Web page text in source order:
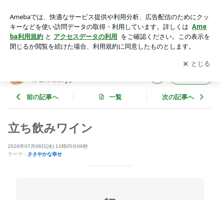
Story」Powered by Ameba
アプリをダウンロードして ブログの更新通知
を受け取りまし
ょう。
開く
le Life Story」
前の記事へ 一覧 次の記事へ
立ち飲みワイン
2026年07月08日(水) 11時05分06秒
テーマ： ささやかな幸せ